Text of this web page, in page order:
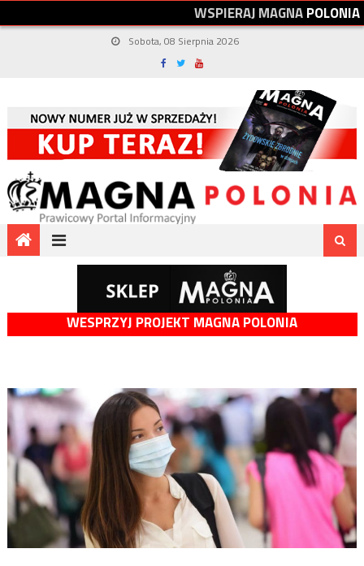
WSPIERAJMAGNAPOLONIA
Sobota, 08 Sierpnia 2026
WESPRZYJ PROJEKT MAGNA POLONIA